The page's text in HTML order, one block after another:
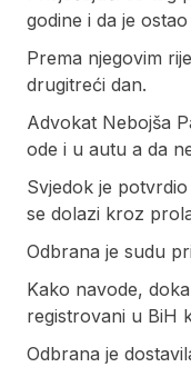
godine i da je
Prema njegovim
drugitreći dan.
Advokat Nebojša
ode i u autu a da
Svjedok je
se dolazi kroz
Odbrana je sudu
Kako navode,
registrovani u BiH
Odbrana je